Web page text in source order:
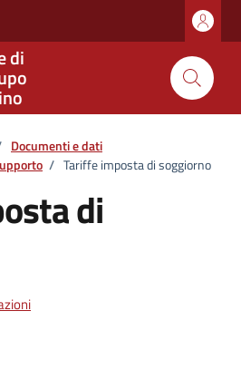
di
Documenti e dati
/ Tariffe imposta di soggiorno
di